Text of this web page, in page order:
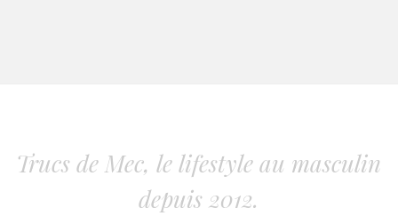
Trucs de Mec, le lifestyle au masculin
depuis 2012.